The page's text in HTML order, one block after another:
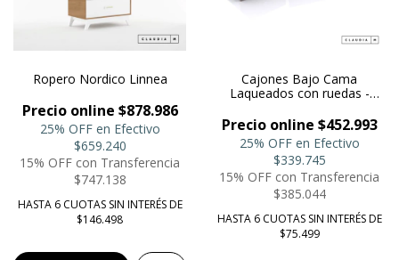
Ropero Nordico Linnea
Precio online $878.986
25% OFF en Efectivo
$659.240
15% OFF con Transferencia
$747.138
HASTA 6 CUOTAS SIN INTERÉS DE
$146.498
Cajones Bajo Cama
Laqueados con ruedas -
Precio online $452.993
25% OFF en Efectivo
$339.745
15% OFF con Transferencia
$385.044
HASTA 6 CUOTAS SIN INTERÉS DE
$75.499